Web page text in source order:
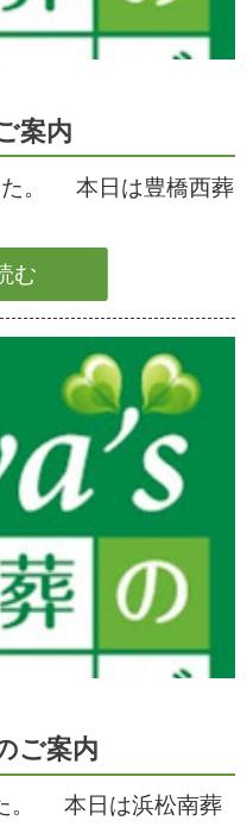
案内
。 本日は豊橋西葬
む
ご案内
。 本日は浜松南葬